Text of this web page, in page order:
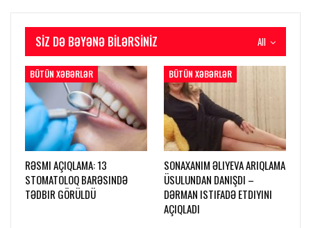
All
SIZ DƏ BƏYƏNƏ BILƏRSINIZ
BÜTÜN XƏBƏRLƏR
RƏSMI AÇIQLAMA: 13
STOMATOLOQ BARƏSINDƏ
TƏDBIR GÖRÜLDÜ
BÜTÜN XƏBƏRLƏR
SONAXANIM ƏLIYEVA ARIQLAMA
ÜSULUNDAN DANIŞDI –
DƏRMAN ISTIFADƏ ETDIYINI
AÇIQLADI